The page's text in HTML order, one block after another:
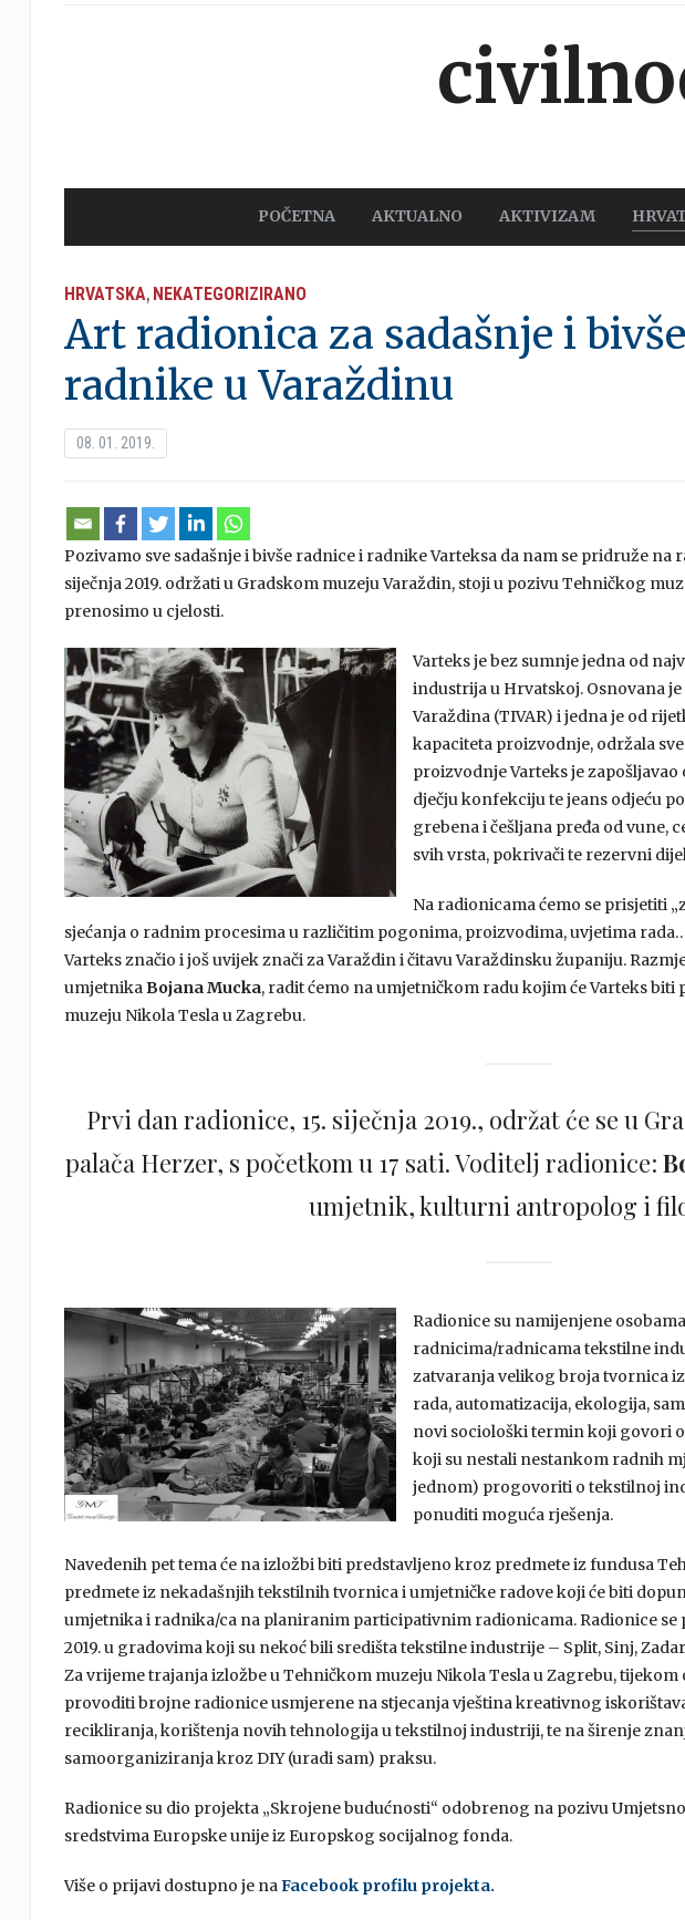
POČETNA AKTUALNO AKTIVIZAM
HRVATSKA, NEKATEGORIZIRANO
Art radionica za sadašnje i
radnike u Varaždinu
08. 01. 2019.
Pozivamo sve sadašnje i bivše radnice i radnike Varteksa da nam se pridruže na
siječnja 2019. održati u Gradskom muzeju Varaždin, stoji u pozivu Tehničkog
prenosimo u cjelosti.
Varteks je bez sumnje jedna od
industrija u Hrvatskoj. Osnovana
Varaždina (TIVAR) i jedna je od
kapaciteta proizvodnje, održala
proizvodnje Varteks je zapošljavao
dječju konfekciju te jeans odjeću
grebena i češljana pređa od vune,
svih vrsta, pokrivači te rezervni
Na radionicama ćemo se prisjetiti
sjećanja o radnim procesima u različitim pogonima, proizvodima, uvjetima
Varteks značio i još uvijek znači za Varaždin i čitavu Varaždinsku županiju.
umjetnikaBojana Mucka, radit ćemo na umjetničkom radu kojim će Varteks
muzeju Nikola Tesla u Zagrebu.
Prvi dan radionice, 15. siječnja 2019., održat će se u
palača Herzer, s početkom u 17 sati. Voditelj radionice:
umjetnik, kulturni antropolog i
Radionice su namijenjene
radnicima/radnicama tekstilne
zatvaranja velikog broja tvornica
rada, automatizacija, ekologija,
novi sociološki termin koji govori
koji su nestali nestankom radnih
jednom) progovoriti o tekstilnoj
ponuditi moguća rješenja.
Navedenih pet tema će na izložbi biti predstavljeno kroz predmete iz fundusa
predmete iz nekadašnjih tekstilnih tvornica i umjetničke radove koji će biti
umjetnika i radnika/ca na planiranim participativnim radionicama. Radionice se
2019. u gradovima koji su nekoć bili središta tekstilne industrije – Split, Sinj,
Za vrijeme trajanja izložbe u Tehničkom muzeju Nikola Tesla u Zagrebu, tijekom
provoditi brojne radionice usmjerene na stjecanja vještina kreativnog
recikliranja, korištenja novih tehnologija u tekstilnoj industriji, te na širenje
samoorganiziranja kroz DIY (uradi sam) praksu.
Radionice su dio projekta „Skrojene budućnosti“ odobrenog na pozivu
sredstvima Europske unije iz Europskog socijalnog fonda.
Više o prijavi dostupno je naFacebook profilu projekta.